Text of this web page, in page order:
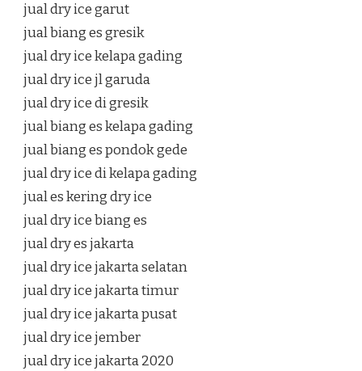
jual dry ice garut
jual biang es gresik
jual dry ice kelapa gading
jual dry ice jl garuda
jual dry ice di gresik
jual biang es kelapa gading
jual biang es pondok gede
jual dry ice di kelapa gading
jual es kering dry ice
jual dry ice biang es
jual dry es jakarta
jual dry ice jakarta selatan
jual dry ice jakarta timur
jual dry ice jakarta pusat
jual dry ice jember
jual dry ice jakarta 2020